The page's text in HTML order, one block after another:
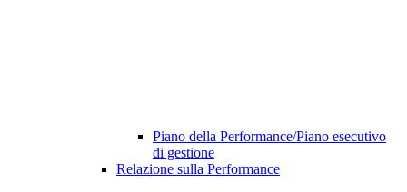
Piano della Performance/Piano esecutivo
di gestione
Relazione sulla Performance